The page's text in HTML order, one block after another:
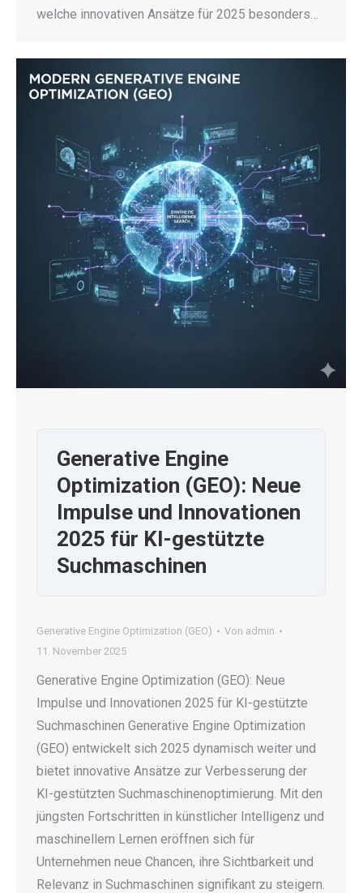
welche innovativen Ansätze für 2025 besonders…
Generative Engine
Optimization (GEO): Neue
Impulse und Innovationen
2025 für KI-gestützte
Suchmaschinen
Generative Engine Optimization (GEO) Von admin
11. November 2025
Generative Engine Optimization (GEO): Neue
Impulse und Innovationen 2025 für KI-gestützte
Suchmaschinen Generative Engine Optimization
(GEO) entwickelt sich 2025 dynamisch weiter und
bietet innovative Ansätze zur Verbesserung der
KI-gestützten Suchmaschinenoptimierung. Mit den
jüngsten Fortschritten in künstlicher Intelligenz und
maschinellem Lernen eröffnen sich für
Unternehmen neue Chancen, ihre Sichtbarkeit und
Relevanz in Suchmaschinen signifikant zu steigern.